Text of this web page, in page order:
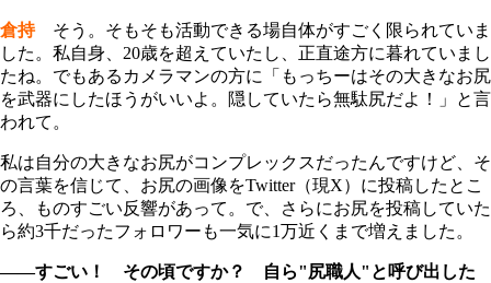
倉持そう。そもそも活動できる場自体がすごく限られていま
した。私自身、20歳を超えていたし、正直途方に暮れていまし
たね。でもあるカメラマンの方に「もっちーはその大きなお尻
を武器にしたほうがいいよ。隠していたら無駄尻だよ！」と言
われて。
私は自分の大きなお尻がコンプレックスだったんですけど、そ
の言葉を信じて、お尻の画像をTwitter（現X）に投稿したとこ
ろ、ものすごい反響があって。で、さらにお尻を投稿していた
ら約3千だったフォロワーも一気に1万近くまで増えました。
――すごい！ その頃ですか？ 自ら"尻職人"と呼び出した